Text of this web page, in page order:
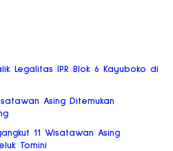
Legalitas IPR Blok 6 Kayuboko di
Asing Ditemukan
11 Wisatawan Asing
Tomini